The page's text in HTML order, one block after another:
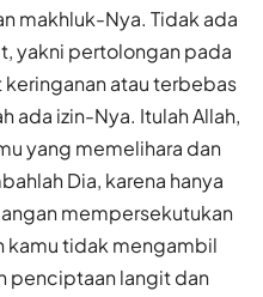
makhluk-Nya. Tidak ada
yakni pertolongan pada
atau terbebas
ada izin-Nya. Itulah Allah,
yang memelihara dan
Dia, karena hanya
mempersekutukan
kamu tidak mengambil
penciptaan langit dan